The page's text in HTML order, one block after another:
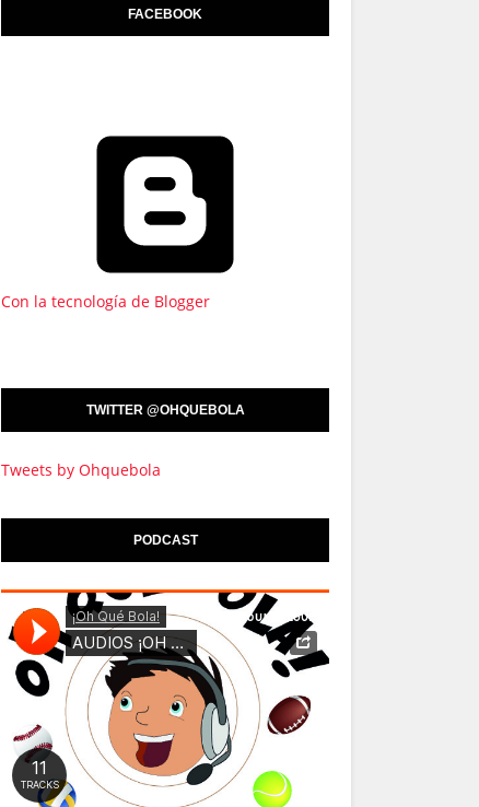
FACEBOOK
Con la tecnología de Blogger
TWITTER @OHQUEBOLA
Tweets by Ohquebola
PODCAST